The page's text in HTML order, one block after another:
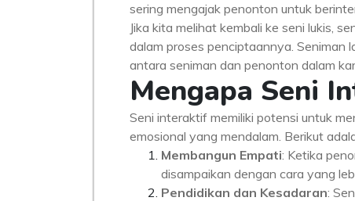
sering mengajak penonton untuk
Jika kita melihat kembali ke seni lukis,
dalam proses penciptaannya. Seniman
antara seniman dan penonton dalam
Mengapa Seni
Seni interaktif memiliki potensi untuk
emosional yang mendalam. Berikut
Membangun Empati: Ketika
disampaikan dengan cara yang
Pendidikan dan Kesadaran: